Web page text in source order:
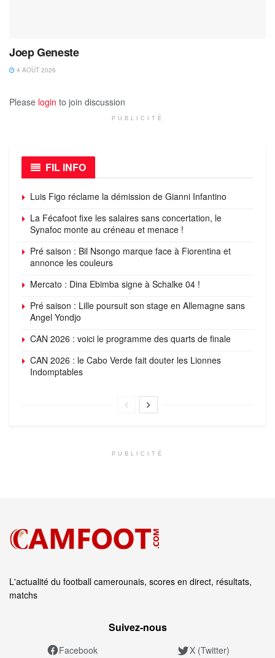
Joep Geneste
4 AOÛT 2026
Please login to join discussion
PUBLICITÉ
FIL INFO
Luis Figo réclame la démission de Gianni Infantino
La Fécafoot fixe les salaires sans concertation, le
Synafoc monte au créneau et menace !
Pré saison : Bil Nsongo marque face à Fiorentina et
annonce les couleurs
Mercato : Dina Ebimba signe à Schalke 04 !
Pré saison : Lille poursuit son stage en Allemagne sans
Angel Yondjo
CAN 2026 : voici le programme des quarts de finale
CAN 2026 : le Cabo Verde fait douter les Lionnes
Indomptables
PUBLICITÉ
L'actualité du football camerounais, scores en direct, résultats,
matchs
Suivez‑nous
Facebook X (Twitter)